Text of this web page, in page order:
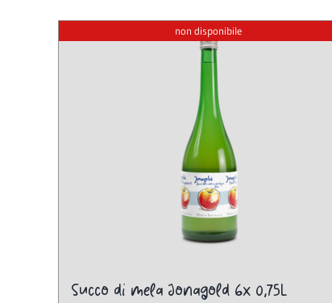
non disponibile
Succo di mela Jonagold 6x 0,75L